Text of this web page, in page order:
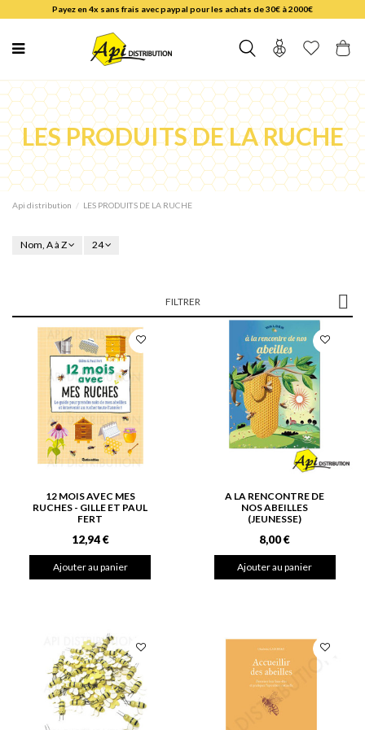
Payez en 4x sans frais avec paypal pour les achats de 30€ à 2000€
LES PRODUITS DE LA RUCHE
Api distribution LES PRODUITS DE LA RUCHE
Nom, A à Z 24
FILTRER
12 MOIS AVEC MES
RUCHES - GILLE ET PAUL
FERT
12,94 €
Ajouter au panier
A LA RENCONTRE DE
NOS ABEILLES
(JEUNESSE)
8,00 €
Ajouter au panier